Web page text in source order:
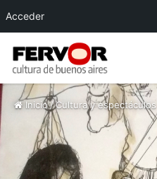
Inicio/Cultura y espectáculos
Acceder